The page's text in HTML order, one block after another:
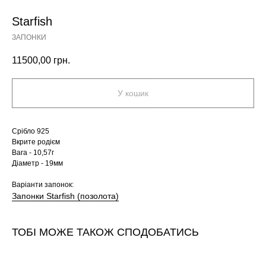
Starfish
ЗАПОНКИ
11500,00 грн.
У кошик
Срібло 925
Вкрите родієм
Вага - 10,57г
Діаметр - 19мм
Варіанти запонок:
Запонки Starfish (позолота)
ТОБІ МОЖЕ ТАКОЖ СПОДОБАТИСЬ